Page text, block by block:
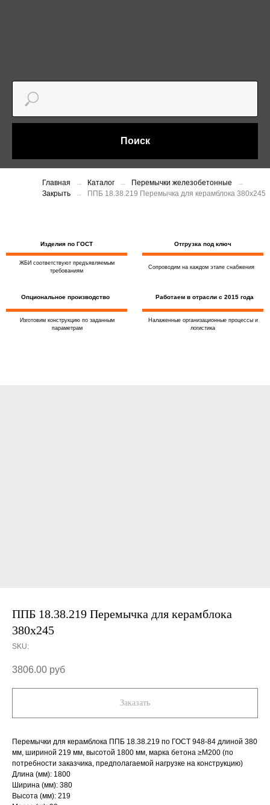
Поиск
Главная Каталог
Перемычки железобетонные
Закрыть
ППБ 18.38.219 Перемычка для керамблока 380х245
Изделия по ГОСТ
ЖБИ соответствуют предъявляемым
требованиям
Изготовим конструкцию по заданным
параметрам
Опциональное производство
Отгрузка под ключ
Сопроводим на каждом этапе снабжения
Налаженные организационные процессы и
логистика
Работаем в отрасли с 2015 года
ППБ 18.38.219 Перемычка для керамблока
380х245
SKU:
3806.00 руб
Заказать
Перемычки для керамблока ППБ 18.38.219 по ГОСТ 948-84 длиной 380
мм, шириной 219 мм, высотой 1800 мм, марка бетона ≥М200 (по
потребности заказчика, предполагаемой нагрузке на конструкцию)
Длина (мм): 1800
Ширина (мм): 380
Высота (мм): 219